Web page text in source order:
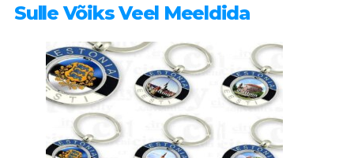
Sulle Võiks Veel Meeldida